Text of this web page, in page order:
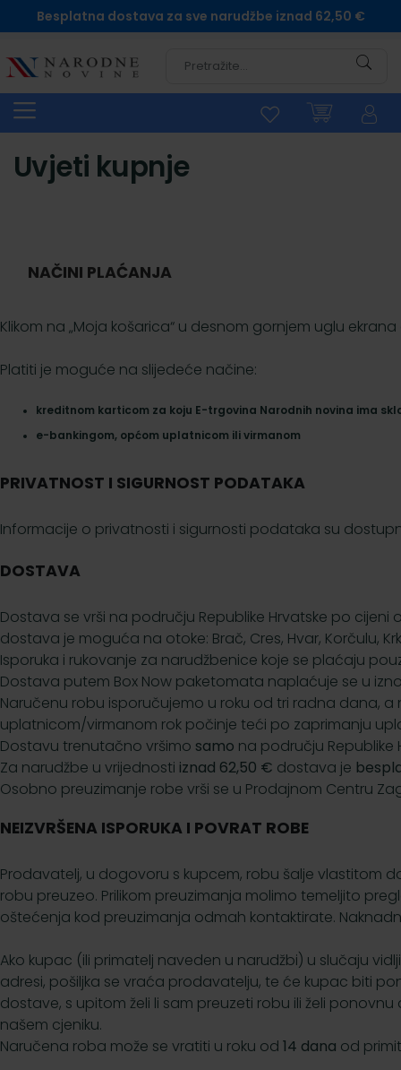
Besplatna dostava za sve narudžbe iznad 62,50 €
Uvjeti kupnje
NAČINI PLAĆANJA
Klikom na „Moja košarica“ u desnom gornjem uglu
Platiti je moguće na slijedeće načine:
kreditnom karticom za koju E-trgovina Narodnih novina ima
e-bankingom, općom uplatnicom ili virmanom
PRIVATNOST I SIGURNOST PODATAKA
Informacije o privatnosti i sigurnosti podataka su
DOSTAVA
Dostava se vrši na području Republike Hrvatske po
dostava je moguća na otoke: Brač, Cres, Hvar, Korčulu,
Isporuka i rukovanje za narudžbenice koje se plaćaju
Dostava putem Box Now paketomata naplaćuje se u
Naručenu robu isporučujemo u roku od tri radna dana,
uplatnicom/virmanom rok počinje teći po zaprimanju
Dostavu trenutačno vršimo samo na području Republike
Za narudžbe u vrijednosti iznad 62,50 € dostava je
Osobno preuzimanje robe vrši se u Prodajnom Centru
NEIZVRŠENA ISPORUKA I POVRAT ROBE
Prodavatelj, u dogovoru s kupcem, robu šalje vlastitom
robu preuzeo. Prilikom preuzimanja molimo temeljito
oštećenja kod preuzimanja odmah kontaktirate.
Ako kupac (ili primatelj naveden u narudžbi) u slučaju
adresi, pošiljka se vraća prodavatelju, te će kupac biti
dostave, s upitom želi li sam preuzeti robu ili želi
našem cjeniku.
Naručena roba može se vratiti u roku od 14 dana od